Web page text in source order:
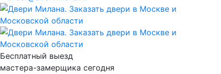
Бесплатный выезд
мастера-замерщика сегодня